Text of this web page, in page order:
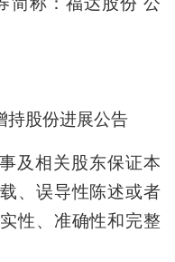
持股份进展公告
及相关股东保证本
、误导性陈述或者
性、准确性和完整